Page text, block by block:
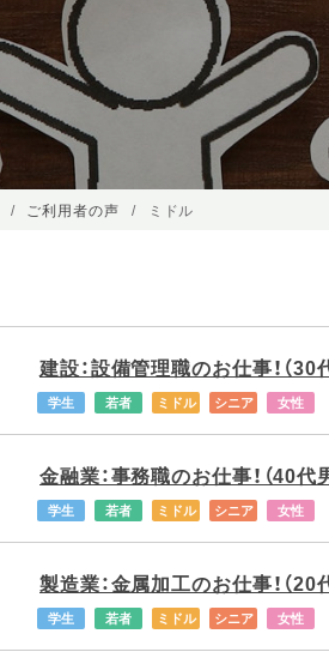
ご利用者の声 ミドル
建設：設備管理職のお仕事！（30
学生 若者 ミドル シニア 女性
金融業：事務職のお仕事！（40代
学生 若者 ミドル シニア 女性
製造業：金属加工のお仕事！（20
学生 若者 ミドル シニア 女性